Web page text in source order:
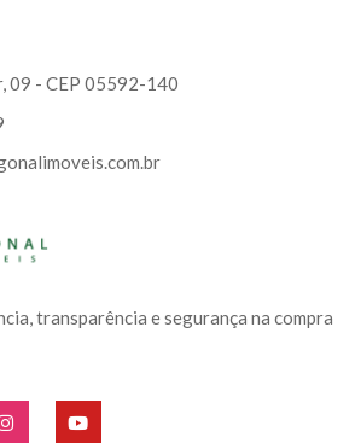
transparência e segurança na compra
09 - CEP 05592-140